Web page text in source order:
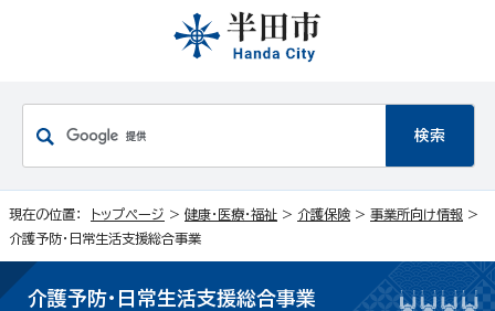
現在の位置： トップページ > 健康・医療・福祉 > 介護保険 > 事業所向け情報 >
介護予防・日常生活支援総合事業
介護予防・日常生活支援総合事業